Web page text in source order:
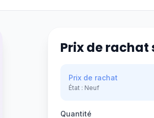
Prix de rachat
Prix de rachat
État : Neuf
Quantité